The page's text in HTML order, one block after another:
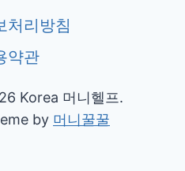
처리방침
약관
Korea 머니헬프.
by 머니꿀꿀